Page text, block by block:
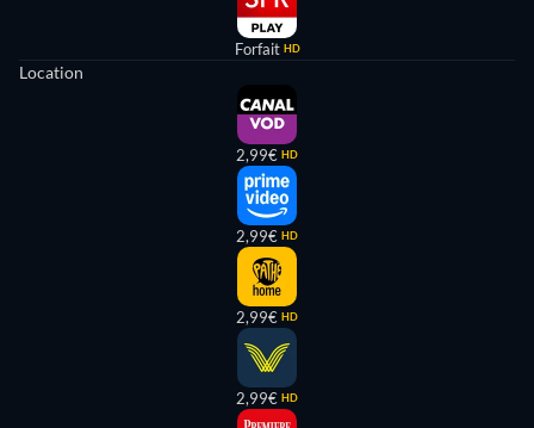
Forfait HD
Location
2,99€ HD
2,99€ HD
2,99€ HD
2,99€ HD